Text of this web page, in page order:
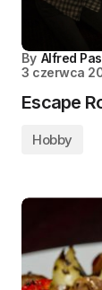
By Alfred
3 czerwca
Escape
Hobby